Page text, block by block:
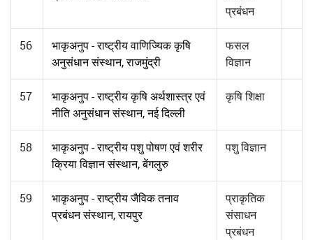
प्रबंधन
56
भाकृअनुप - राष्ट्रीय वाणिज्यिक कृषि
अनुसंधान संस्थान, राजमुंद्री
फसल
विज्ञान
57
भाकृअनुप - राष्ट्रीय कृषि अर्थशास्त्र एवं
नीति अनुसंधान संस्थान, नई दिल्ली
कृषि शिक्षा
58
भाकृअनुप - राष्ट्रीय पशु पोषण एवं शरीर
क्रिया विज्ञान संस्थान, बेंगलुरु
पशु विज्ञान
59
भाकृअनुप - राष्ट्रीय जैविक तनाव
प्रबंधन संस्थान, रायपुर
प्राकृतिक
संसाधन
प्रबंधन